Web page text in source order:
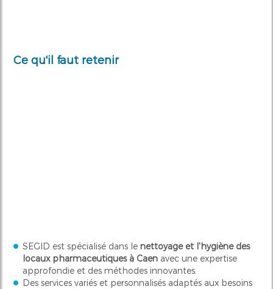
Ce qu'il faut retenir
SEGID est spécialisé dans lenettoyage et l'hygiène des
locaux pharmaceutiques à Caen avec une expertise
approfondie et des méthodes innovantes.
Des services variés et personnalisés adaptés aux besoins